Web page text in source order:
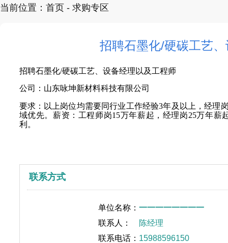
当前位置： 首页 - 求购专区
招聘石墨化/硬碳工艺
招聘石墨化/硬碳工艺、设备经理以及工程师
公司：山东咏坤新材料科技有限公司
要求：以上岗位均需要同行业工作经验3年及以上，经理
域优先。薪资：工程师岗15万年薪起，经理岗25万年
利。
联系方式
单位名称： 一一一一一一一一
联系人：
陈经理
联系电话： 15988596150